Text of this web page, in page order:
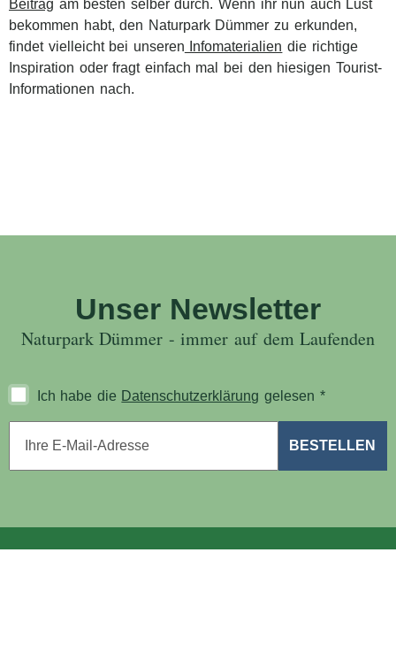
Beitrag am besten selber durch. Wenn ihr nun auch Lust
bekommen habt, den Naturpark Dümmer zu erkunden,
findet vielleicht bei unseren Infomaterialien die richtige
Inspiration oder fragt einfach mal bei den hiesigen Tourist-
Informationen nach.
Unser Newsletter
Naturpark Dümmer - immer auf dem Laufenden
Ich habe die Datenschutzerklärung gelesen *
E-Mail-Adresse*